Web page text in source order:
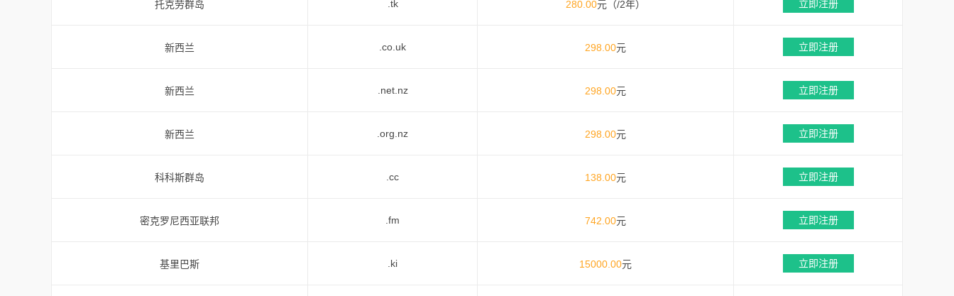
托克劳群岛 .tk 280.00元（/2年） 立即注册
新西兰 .co.uk 298.00元 立即注册
新西兰 .net.nz 298.00元 立即注册
新西兰 .org.nz 298.00元 立即注册
科科斯群岛 .cc 138.00元 立即注册
密克罗尼西亚联邦 .fm 742.00元 立即注册
基里巴斯 .ki 15000.00元 立即注册